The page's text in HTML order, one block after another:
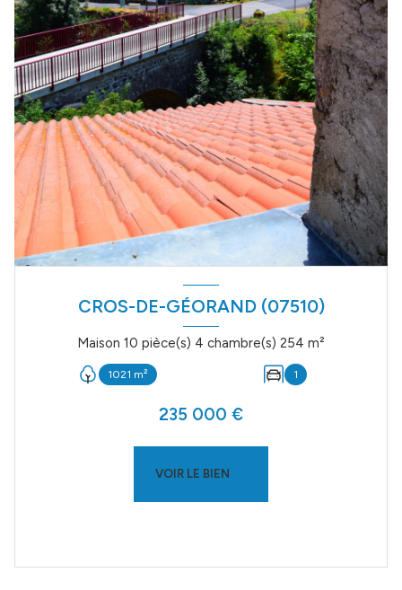
CROS-DE-GÉORAND (07510)
Maison 10 pièce(s) 4 chambre(s) 254 m²
1021 m² 1
235 000 €
VOIR LE BIEN